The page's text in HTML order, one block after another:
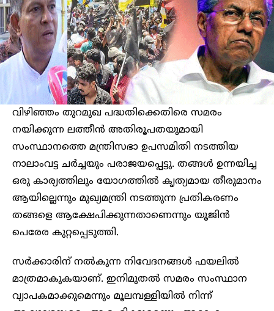
വിഴിഞ്ഞം തുറമുഖ പദ്ധതിക്കെതിരെ സമരം
നയിക്കുന്ന ലത്തീൻ അതിരൂപതയുമായി
സംസ്ഥാനത്തെ മന്ത്രിസഭാ ഉപസമിതി നടത്തിയ
നാലാംവട്ട ചർച്ചയും പരാജയപ്പെട്ടു. തങ്ങൾ ഉന്നയിച്ച
ഒരു കാര്യത്തിലും യോഗത്തിൽ കൃത്യമായ തീരുമാനം
ആയില്ലെന്നും മുഖ്യമന്ത്രി നടത്തുന്ന പ്രതികരണം
തങ്ങളെ ആക്ഷേപിക്കുന്നതാണെന്നും യൂജിൻ
പെരേര കുറ്റപ്പെടുത്തി.
സർക്കാരിന് നൽകുന്ന നിവേദനങ്ങൾ ഫയലിൽ
മാത്രമാകുകയാണ്. ഇനിമുതൽ സമരം സംസ്ഥാന
വ്യാപകമാക്കുമെന്നും മൂലമ്പള്ളിയിൽ നിന്ന്